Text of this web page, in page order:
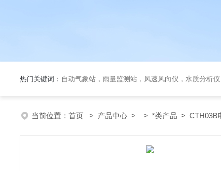
热门关键词： 自动气象站，雨量监测站，风速风向仪，水质分析
当前位置： 首页 > 产品中心 > > *类产品 > CTH03B